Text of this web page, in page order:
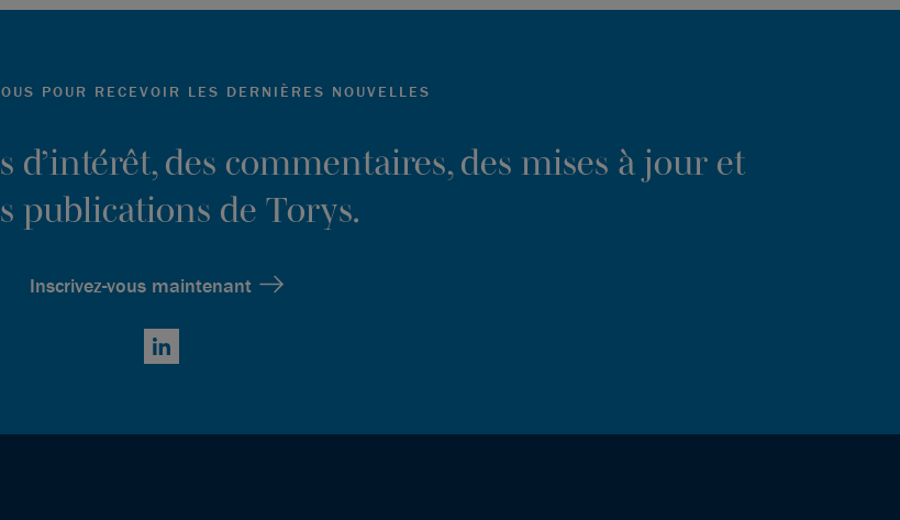
POUR RECEVOIR LES DERNIÈRES NOUVELLES
d’intérêt, des commentaires, des mises à jour et
publications de Torys.
Inscrivez-vous maintenant
LinkedIn